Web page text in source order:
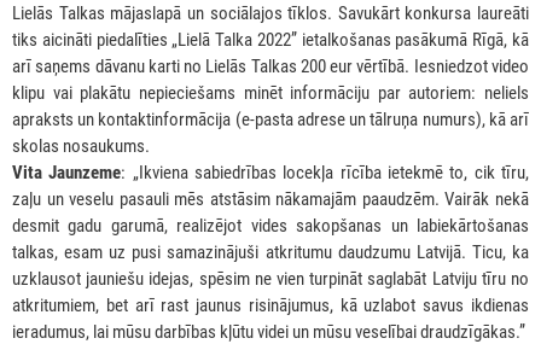
Lielās Talkas mājaslapā un sociālajos tīklos. Savukārt konkursa laureāti
tiks aicināti piedalīties „Lielā Talka 2022” ietalkošanas pasākumā Rīgā, kā
arī saņems dāvanu karti no Lielās Talkas 200 eur vērtībā. Iesniedzot video
klipu vai plakātu nepieciešams minēt informāciju par autoriem: neliels
apraksts un kontaktinformācija (e-pasta adrese un tālruņa numurs), kā arī
skolas nosaukums.
Vita Jaunzeme: „Ikviena sabiedrības locekļa rīcība ietekmē to, cik tīru,
zaļu un veselu pasauli mēs atstāsim nākamajām paaudzēm. Vairāk nekā
desmit gadu garumā, realizējot vides sakopšanas un labiekārtošanas
talkas, esam uz pusi samazinājuši atkritumu daudzumu Latvijā. Ticu, ka
uzklausot jauniešu idejas, spēsim ne vien turpināt saglabāt Latviju tīru no
atkritumiem, bet arī rast jaunus risinājumus, kā uzlabot savus ikdienas
ieradumus, lai mūsu darbības kļūtu videi un mūsu veselībai draudzīgākas.”